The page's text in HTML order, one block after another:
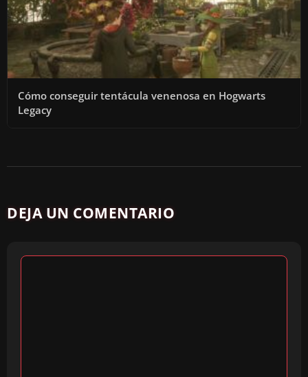
Cómo conseguir tentácula venenosa en Hogwarts
Legacy
DEJA UN COMENTARIO